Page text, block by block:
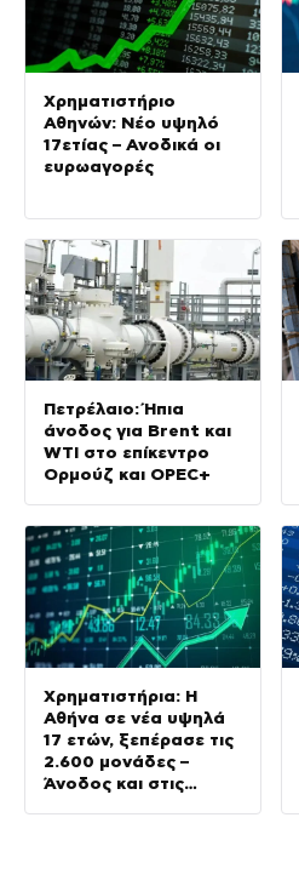
Χρηματιστήριο
Αθηνών: Νέο υψηλό
17ετίας – Ανοδικά οι
ευρωαγορές
Πετρέλαιο: Ήπια
άνοδος για Brent και
WTI στο επίκεντρο
Ορμούζ και OPEC+
Χρηματιστήρια: Η
Αθήνα σε νέα υψηλά
17 ετών, ξεπέρασε τις
2.600 μονάδες –
Άνοδος και στις